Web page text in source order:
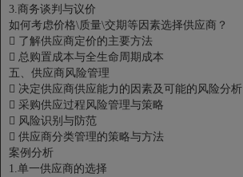
3.商务谈判与议价
如何考虑价格\质量\交期等因素选择供应商？
 了解供应商定价的主要方法
 总购置成本与全生命周期成本
五、供应商风险管理
 决定供应商供应能力的因素及可能的风险分析
 采购供应过程风险管理与策略
 风险识别与防范
 供应商分类管理的策略与方法
案例分析
1.单一供应商的选择